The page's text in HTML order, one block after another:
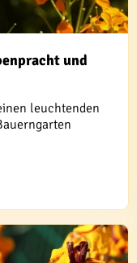
und
leuchtenden